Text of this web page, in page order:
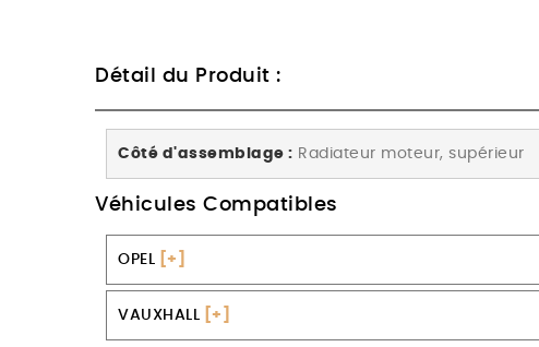
Détail du Produit :
Côté d'assemblage : Radiateur moteur, supérieur
Véhicules Compatibles
OPEL [+]
VAUXHALL [+]